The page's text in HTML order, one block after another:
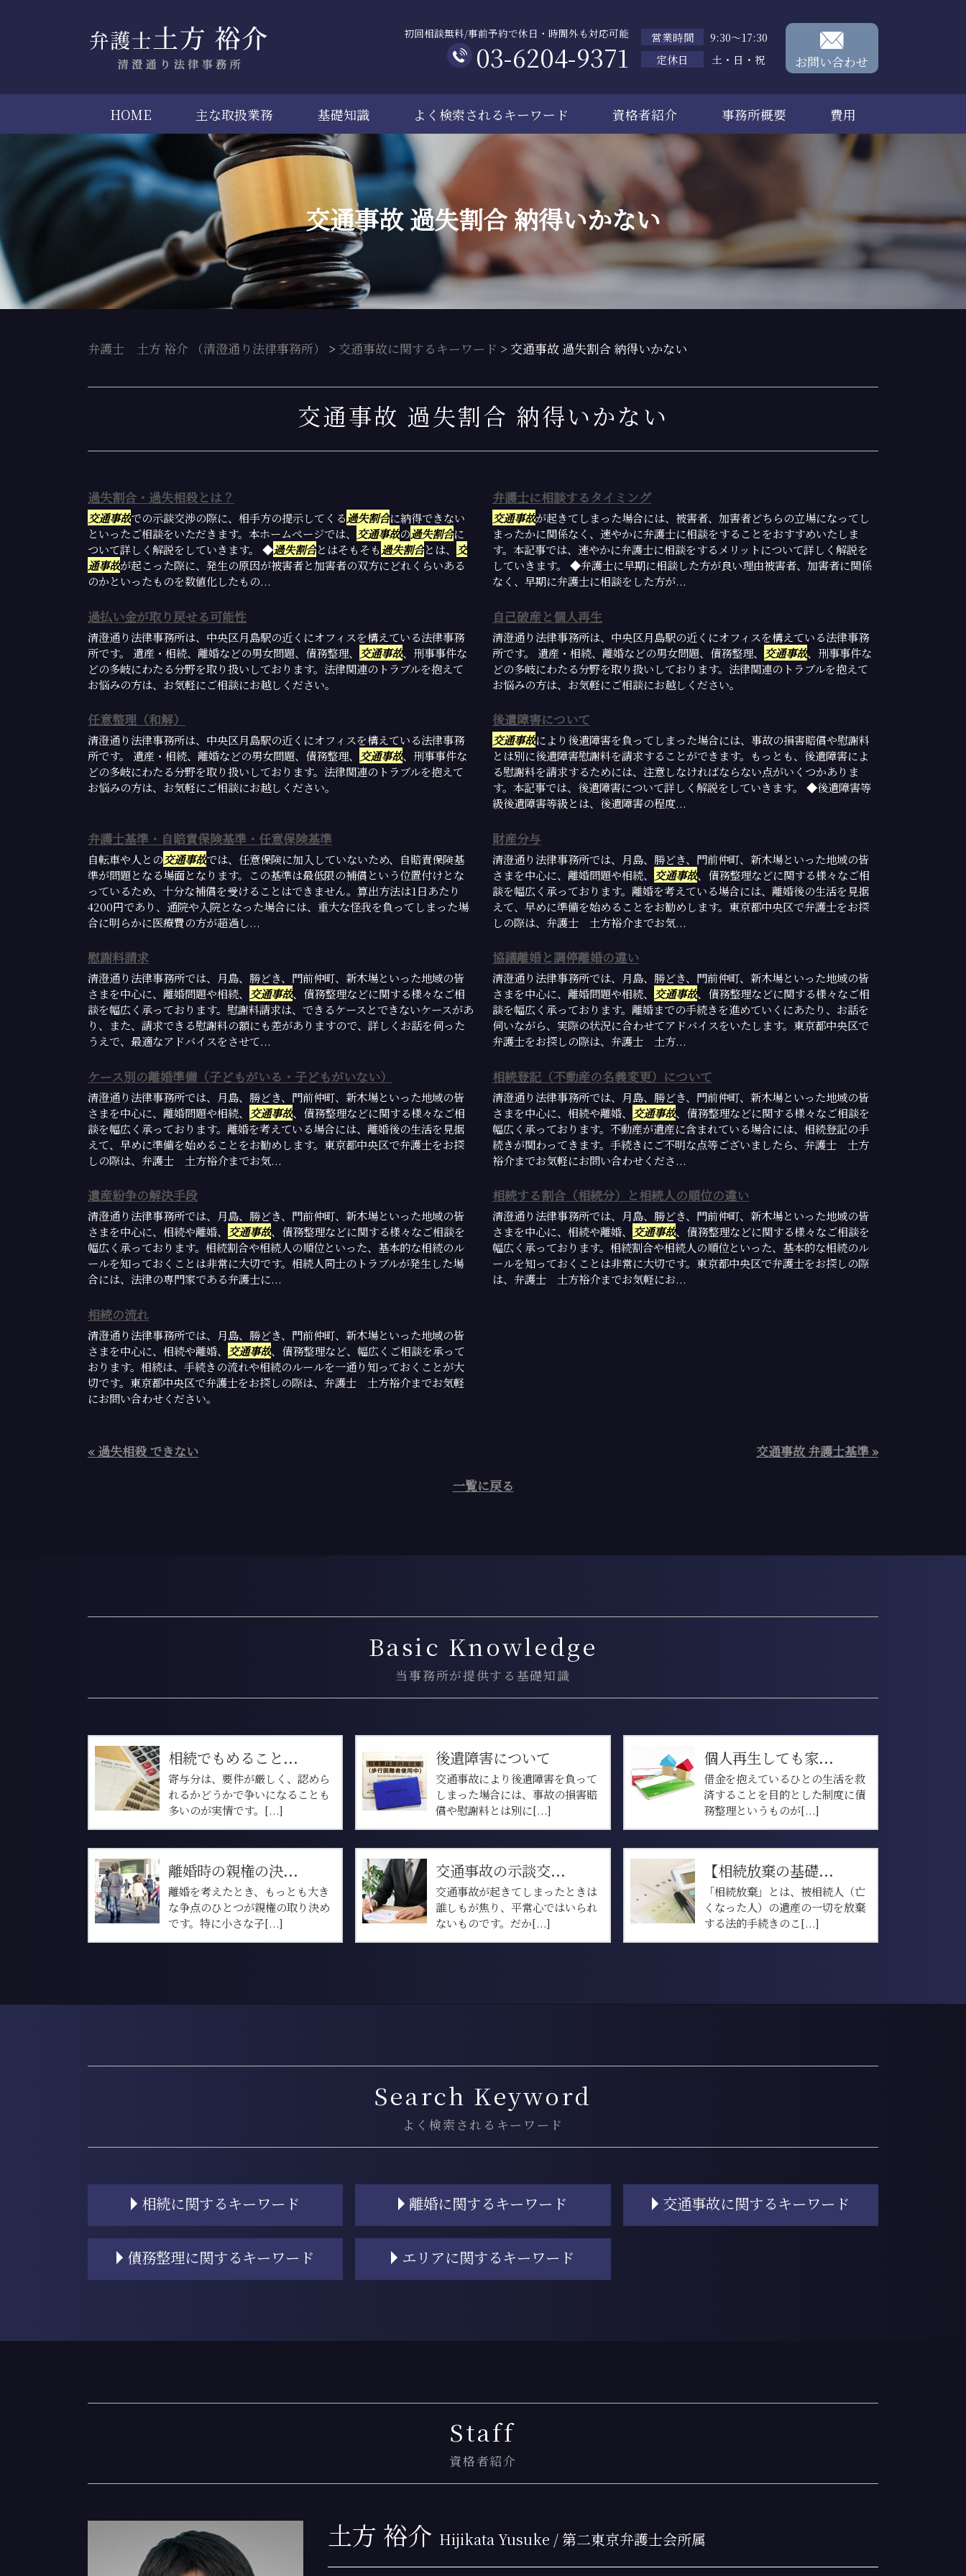
交通事故 過失割合 納得いかない
初回相談無料/事前予約で休日・時間外も対応可能
03-6204-9371
営業時間
9:30～17:30
定休日
土・日・祝 お問い合わせ
HOME 主な取扱業務 基礎知識 よく検索されるキーワード 資格者紹介 事務所概要 費用
弁護士 土方 裕介 （清澄通り法律事務所） > 交通事故に関するキーワード > 交通事故 過失割合 納得いかない
交通事故 過失割合 納得いかない
過失割合・過失相殺とは？
交通事故での示談交渉の際に、相手方の提示してくる過失割合に納得できない
といったご相談をいただきます。本ホームページでは、 交通事故の過失割合に
ついて詳しく解説をしていきます。 ◆過失割合とはそもそも過失割合とは、 交
通事故が起こった際に、発生の原因が被害者と加害者の双方にどれくらいある
のかといったものを数値化したもの...
弁護士に相談するタイミング
交通事故が起きてしまった場合には、被害者、加害者どちらの立場になってし
まったかに関係なく、速やかに弁護士に相談をすることをおすすめいたしま
す。本記事では、速やかに弁護士に相談をするメリットについて詳しく解説を
していきます。 ◆弁護士に早期に相談した方が良い理由被害者、加害者に関係
なく、早期に弁護士に相談をした方が...
過払い金が取り戻せる可能性
清澄通り法律事務所は、中央区月島駅の近くにオフィスを構えている法律事務
所です。 遺産・相続、離婚などの男女問題、債務整理、
交通事故、刑事事件な
どの多岐にわたる分野を取り扱いしております。法律関連のトラブルを抱えて
お悩みの方は、お気軽にご相談にお越しください。
自己破産と個人再生
清澄通り法律事務所は、中央区月島駅の近くにオフィスを構えている法律事務
所です。 遺産・相続、離婚などの男女問題、債務整理、
交通事故、刑事事件な
どの多岐にわたる分野を取り扱いしております。法律関連のトラブルを抱えて
お悩みの方は、お気軽にご相談にお越しください。
任意整理（和解）
清澄通り法律事務所は、中央区月島駅の近くにオフィスを構えている法律事務
所です。 遺産・相続、離婚などの男女問題、債務整理、 交通事故、刑事事件な
どの多岐にわたる分野を取り扱いしております。法律関連のトラブルを抱えて
お悩みの方は、お気軽にご相談にお越しください。
後遺障害について
交通事故により後遺障害を負ってしまった場合には、事故の損害賠償や慰謝料
とは別に後遺障害慰謝料を請求することができます。もっとも、後遺障害によ
る慰謝料を請求するためには、注意しなければならない点がいくつかありま
す。本記事では、後遺障害について詳しく解説をしていきます。 ◆後遺障害等
級後遺障害等級とは、後遺障害の程度...
弁護士基準・自賠責保険基準・任意保険基準
自転車や人との交通事故では、任意保険に加入していないため、自賠責保険基
準が問題となる場面となります。この基準は最低限の補償という位置付けとな
っているため、十分な補償を受けることはできません。算出方法は1日あたり
4200円であり、通院や入院となった場合には、重大な怪我を負ってしまった場
合に明らかに医療費の方が超過し...
財産分与
清澄通り法律事務所では、月島、勝どき、門前仲町、新木場といった地域の皆
さまを中心に、離婚問題や相続、
交通事故、債務整理などに関する様々なご相
談を幅広く承っております。離婚を考えている場合には、離婚後の生活を見据
えて、早めに準備を始めることをお勧めします。東京都中央区で弁護士をお探
しの際は、弁護士 土方裕介までお気...
慰謝料請求
清澄通り法律事務所では、月島、勝どき、門前仲町、新木場といった地域の皆
さまを中心に、離婚問題や相続、 交通事故、債務整理などに関する様々なご相
談を幅広く承っております。慰謝料請求は、できるケースとできないケースがあ
り、また、請求できる慰謝料の額にも差がありますので、詳しくお話を伺った
うえで、最適なアドバイスをさせて...
協議離婚と調停離婚の違い
清澄通り法律事務所では、月島、勝どき、門前仲町、新木場といった地域の皆
さまを中心に、離婚問題や相続、 交通事故、債務整理などに関する様々なご相
談を幅広く承っております。離婚までの手続きを進めていくにあたり、お話を
伺いながら、実際の状況に合わせてアドバイスをいたします。東京都中央区で
弁護士をお探しの際は、弁護士 土方...
ケース別の離婚準備（子どもがいる・子どもがいない）
清澄通り法律事務所では、月島、勝どき、門前仲町、新木場といった地域の皆
さまを中心に、離婚問題や相続、
交通事故、債務整理などに関する様々なご相
談を幅広く承っております。離婚を考えている場合には、離婚後の生活を見据
えて、早めに準備を始めることをお勧めします。東京都中央区で弁護士をお探
しの際は、弁護士 土方裕介までお気...
相続登記（不動産の名義変更）について
清澄通り法律事務所では、月島、勝どき、門前仲町、新木場といった地域の皆
さまを中心に、相続や離婚、
交通事故、債務整理などに関する様々なご相談を
幅広く承っております。不動産が遺産に含まれている場合には、相続登記の手
続きが関わってきます。手続きにご不明な点等ございましたら、弁護士 土方
裕介までお気軽にお問い合わせくださ...
遺産紛争の解決手段
清澄通り法律事務所では、月島、勝どき、門前仲町、新木場といった地域の皆
さまを中心に、相続や離婚、 交通事故、債務整理などに関する様々なご相談を
幅広く承っております。相続割合や相続人の順位といった、基本的な相続のル
ールを知っておくことは非常に大切です。相続人同士のトラブルが発生した場
合には、法律の専門家である弁護士に...
相続する割合（相続分）と相続人の順位の違い
清澄通り法律事務所では、月島、勝どき、門前仲町、新木場といった地域の皆
さまを中心に、相続や離婚、 交通事故、債務整理などに関する様々なご相談を
幅広く承っております。相続割合や相続人の順位といった、基本的な相続のル
ールを知っておくことは非常に大切です。東京都中央区で弁護士をお探しの際
は、弁護士 土方裕介までお気軽にお...
相続の流れ
清澄通り法律事務所では、月島、勝どき、門前仲町、新木場といった地域の皆
さまを中心に、相続や離婚、
交通事故、債務整理など、幅広くご相談を承って
おります。相続は、手続きの流れや相続のルールを一通り知っておくことが大
切です。東京都中央区で弁護士をお探しの際は、弁護士 土方裕介までお気軽
にお問い合わせください。
« 過失相殺 できない
交通事故 弁護士基準 »
一覧に戻る
Basic Knowledge
当事務所が提供する基礎知識
相続でもめること...
寄与分は、要件が厳しく、認めら
れるかどうかで争いになることも
多いのが実情です。[...]
後遺障害について
交通事故により後遺障害を負って
しまった場合には、事故の損害賠
償や慰謝料とは別に[...]
個人再生しても家...
借金を抱えているひとの生活を救
済することを目的とした制度に債
務整理というものが[...]
離婚時の親権の決...
離婚を考えたとき、もっとも大き
な争点のひとつが親権の取り決め
です。特に小さな子[...]
交通事故の示談交...
交通事故が起きてしまったときは
誰しもが焦り、平常心ではいられ
ないものです。だか[...]
【相続放棄の基礎...
「相続放棄」とは、被相続人（亡
くなった人）の遺産の一切を放棄
する法的手続きのこ[...]
Search Keyword
よく検索されるキーワード
相続に関するキーワード
相続 進め方
相続 遺留分 計算
相続 スケジュール
遺留分侵害額請求 時効
遺産 財産 違い
相続 家
離婚に関するキーワード
離婚調停 費用
離婚 持ち家 財産分与
離婚 不動産 財産分与
調停離婚 弁護士
離婚 公正証書
離婚 親権 決め方
協議離婚
離婚 財産分与 相場
交通事故に関するキーワード
交通事故 相手が過失を認めない場合
逸失利益 計算方法
過失相殺 交通事故以外
交通事故 後遺障害等級
債務整理に関するキーワード
個人再生とは 弁護士
任意整理 口座凍結
債務 任意整理とは
任意整理 デメリット
エリアに関するキーワード
月島 過払い金 弁護士
月島 慰謝料請求
月島 交通事故 相談
新木場 慰謝料請求
新木場 交通事故 弁護士
門前仲町 離婚 弁護士
門前仲町 債務整理
Staff
資格者紹介
土方 裕介 Hijikata Yusuke / 第二東京弁護士会所属